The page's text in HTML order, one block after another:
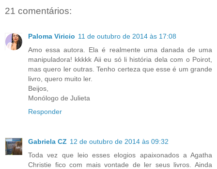
21 comentários:
Paloma Viricio 11 de outubro de 2014 às 17:08
Amo essa autora. Ela é realmente uma danada de uma
manipuladora! kkkkk Aii eu só li história dela com o Poirot,
mas quero ler outras. Tenho certeza que esse é um grande
livro, quero muito ler.
Beijos,
Monólogo de Julieta
Responder
Gabriela CZ 12 de outubro de 2014 às 09:32
Toda vez que leio esses elogios apaixonados a Agatha
Christie fico com mais vontade de ler seus livros. Ainda